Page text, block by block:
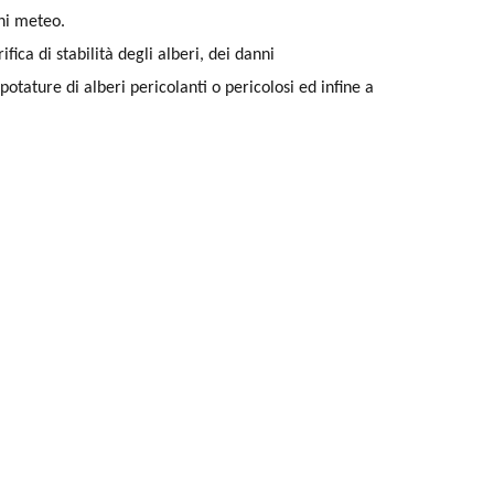
meteo.
di stabilità degli alberi, dei danni
di alberi pericolanti o pericolosi ed infine a